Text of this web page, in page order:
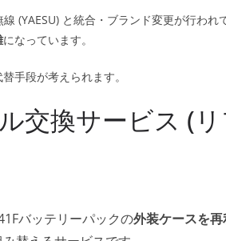
(YAESU) と統合・ブランド変更が行われ
になっています。
手段が考えられます。
交換サービス (
バッテリーパックの外装ケースを再